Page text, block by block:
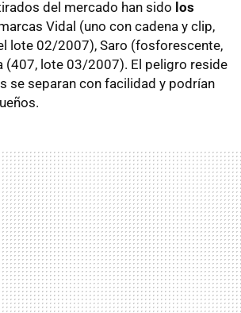
del mercado han sido los
Vidal (uno con cadena y clip,
lote 02/2007), Saro (fosforescente,
(407, lote 03/2007). El peligro reside
se separan con facilidad y podrían